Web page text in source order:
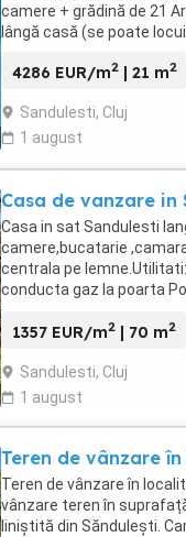
camere + grădină de 21
lângă casă (se poate
4286 EUR/m2 | 21 m2
Sandulesti, Cluj
1 august
Casa de vanzare in
Casa in sat Sandulesti
camere,bucatarie
centrala pe
conducta gaz la poarta
1357 EUR/m2 | 70 m2
Sandulesti, Cluj
1 august
Teren de vânzare
Teren de vânzare în
vânzare teren în
liniștită din Săndulești.